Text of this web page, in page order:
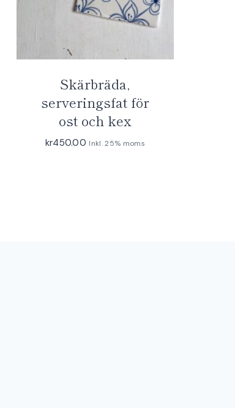
Skärbräda,
serveringsfat för
ost och kex
kr450.00 Inkl. 25% moms